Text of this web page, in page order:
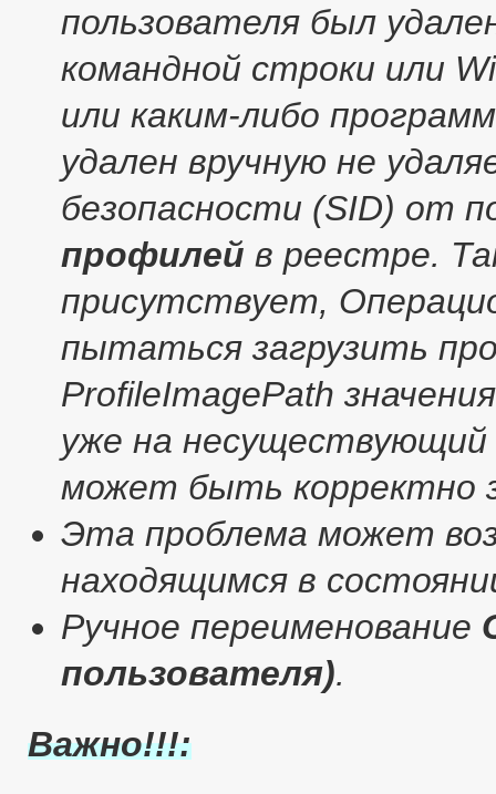
пользователя был
командной строки или
или каким-либо
удален вручную не
безопасности (SID) от
профилей в реестре.
присутствует,
пытаться загрузить
ProfileImagePath
уже на
может быть корректно
Эта проблема может
находящимся в
Ручное переименование
пользователя).
Важно!!!: